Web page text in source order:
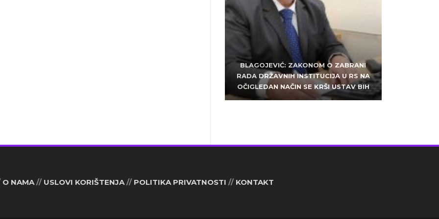
BLAGOJEVIĆ: ZAKONOM O ZABRANI
RADA DRŽAVNIH INSTITUCIJA U RS NA
OČIGLEDAN NAČIN SE KRŠI USTAV BIH
ZLATKO MILETIĆ: DODIK NEMA KUD OD
KRIMINALA, LJUDE IZ REPUBLIEK
SRPSKE VUČE U HAOS
SARAJEVO: ALEM MUDŽELET – ČOVJEK
OD POVJERENJA
O NAMA// USLOVI KORIŠTENJA// POLITIKA PRIVATNOSTI // KONTAKT